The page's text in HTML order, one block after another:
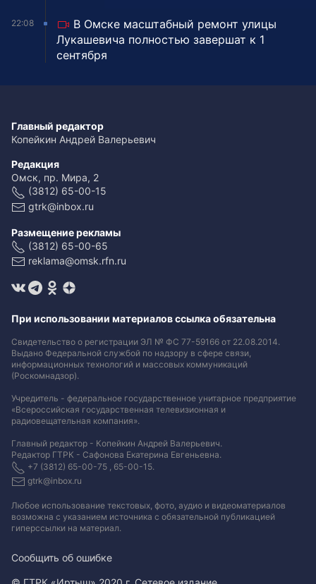
22:08
В Омске масштабный ремонт улицы
Лукашевича полностью завершат к 1
сентября
Главный редактор
Копейкин Андрей Валерьевич
Редакция
Омск, пр. Мира, 2
(3812) 65-00-15
gtrk@inbox.ru
Размещение рекламы
(3812) 65-00-65
reklama@omsk.rfn.ru
При использовании материалов ссылка обязательна
Свидетельство о регистрации ЭЛ № ФС 77-59166 от 22.08.2014.
Выдано Федеральной службой по надзору в сфере связи,
информационных технологий и массовых коммуникаций
(Роскомнадзор).
Учредитель - федеральное государственное унитарное предприятие
«Всероссийская государственная телевизионная и
радиовещательная компания».
Главный редактор - Копейкин Андрей Валерьевич.
Редактор ГТРК - Сафонова Екатерина Евгеньевна.
+7 (3812) 65-00-75 , 65-00-15.
gtrk@inbox.ru
Любое использование текстовых, фото, аудио и видеоматериалов
возможна с указанием источника с обязательной публикацией
гиперссылки на материал.
Сообщить об ошибке